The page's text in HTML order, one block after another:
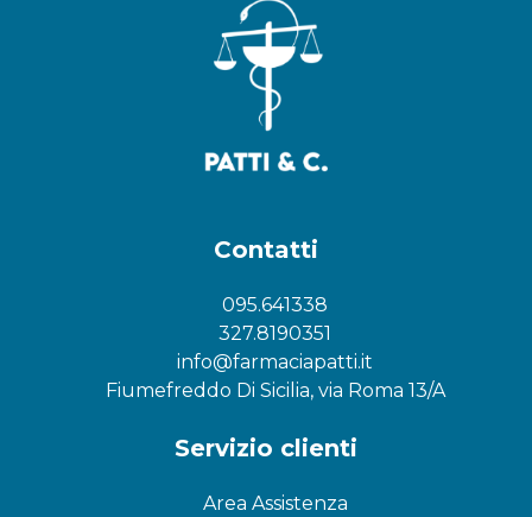
Contatti
095.641338
327.8190351
info@farmaciapatti.it
Fiumefreddo Di Sicilia, via Roma 13/A
Servizio clienti
Area Assistenza